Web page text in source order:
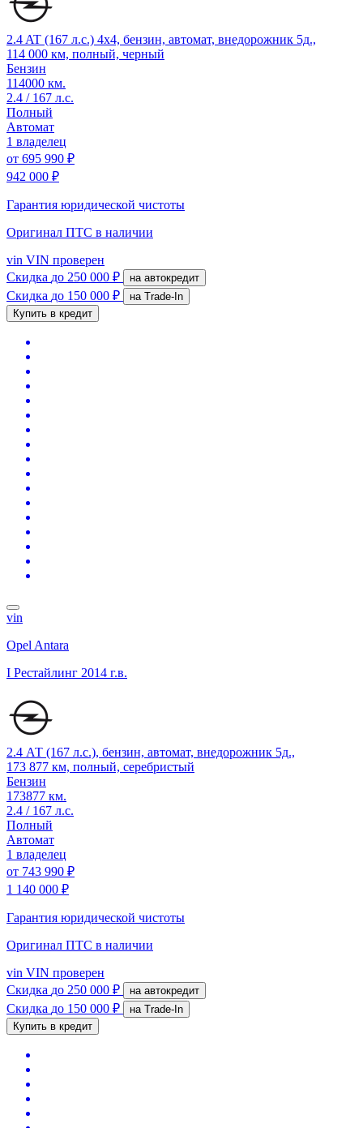
2.4 AT (167 л.с.) 4x4, бензин, автомат, внедорожник 5д.,
114 000 км, полный, черный
Бензин
114000 км.
2.4 / 167 л.с.
Полный
Автомат
1 владелец
от 695 990 ₽
942 000 ₽
Гарантия юридической чистоты
Оригинал ПТС в наличии
vin VIN проверен
Скидка до 250 000 ₽ на автокредит
Скидка до 150 000 ₽
на Trade-In
Купить в кредит
vin
Opel Antara
I Рестайлинг 2014 г.в.
2.4 АТ (167 л.с.), бензин, автомат, внедорожник 5д.,
173 877 км, полный, серебристый
Бензин
173877 км.
2.4 / 167 л.с.
Полный
Автомат
1 владелец
от 743 990 ₽
1 140 000 ₽
Гарантия юридической чистоты
Оригинал ПТС в наличии
vin VIN проверен
Скидка до 250 000 ₽ на автокредит
Скидка до 150 000 ₽
на Trade-In
Купить в кредит